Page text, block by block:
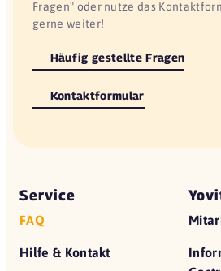
Fragen" oder nutze das
gerne weiter!
Häufig gestellte Fragen
Kontaktformular
Service
FAQ
Hilfe & Kontakt